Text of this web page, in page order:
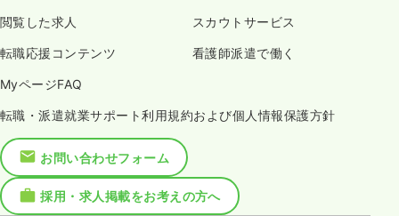
閲覧した求人 スカウトサービス
転職応援コンテンツ 看護師派遣で働く
MyページFAQ
転職・派遣就業サポート利用規約および個人情報保護方針
お問い合わせフォーム
採用・求人掲載をお考えの方へ